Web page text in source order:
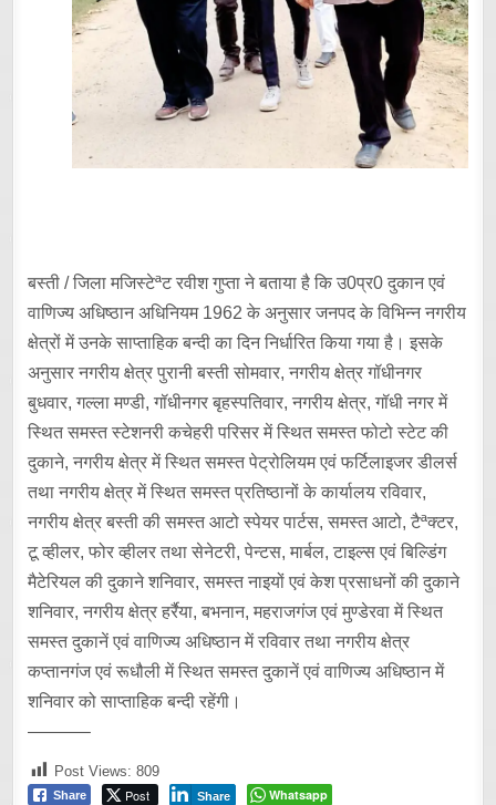
बस्ती / जिला मजिस्टेªट रवीश गुप्ता ने बताया है कि उ0प्र0 दुकान एवं
वाणिज्य अधिष्ठान अधिनियम 1962 के अनुसार जनपद के विभिन्न नगरीय
क्षेत्रों में उनके साप्ताहिक बन्दी का दिन निर्धारित किया गया है। इसके
अनुसार नगरीय क्षेत्र पुरानी बस्ती सोमवार, नगरीय क्षेत्र गॉधीनगर
बुधवार, गल्ला मण्डी, गॉधीनगर बृहस्पतिवार, नगरीय क्षेत्र, गॉधी नगर में
स्थित समस्त स्टेशनरी कचेहरी परिसर में स्थित समस्त फोटो स्टेट की
दुकाने, नगरीय क्षेत्र में स्थित समस्त पेट्रोलियम एवं फर्टिलाइजर डीलर्स
तथा नगरीय क्षेत्र में स्थित समस्त प्रतिष्ठानों के कार्यालय रविवार,
नगरीय क्षेत्र बस्ती की समस्त आटो स्पेयर पार्टस, समस्त आटो, टैªक्टर,
टू व्हीलर, फोर व्हीलर तथा सेनेटरी, पेन्टस, मार्बल, टाइल्स एवं बिल्डिंग
मैटेरियल की दुकाने शनिवार, समस्त नाइयों एवं केश प्रसाधनों की दुकाने
शनिवार, नगरीय क्षेत्र हर्रैया, बभनान, महराजगंज एवं मुण्डेरवा में स्थित
समस्त दुकानें एवं वाणिज्य अधिष्ठान में रविवार तथा नगरीय क्षेत्र
कप्तानगंज एवं रूधौली में स्थित समस्त दुकानें एवं वाणिज्य अधिष्ठान में
शनिवार को साप्ताहिक बन्दी रहेंगी।
———–
Post Views: 809
Share Post Share Whatsapp